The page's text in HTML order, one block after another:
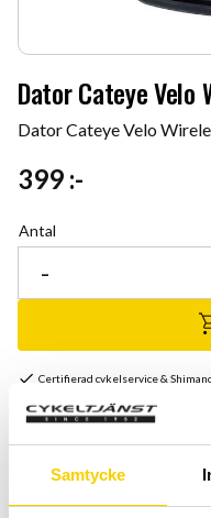
Samtycke
Dator Cateye Velo
Dator Cateye Velo
399 :-
Antal
-
Certifierad cykelservice &
Allt inom cykel på ett ställe
Lagerstatus